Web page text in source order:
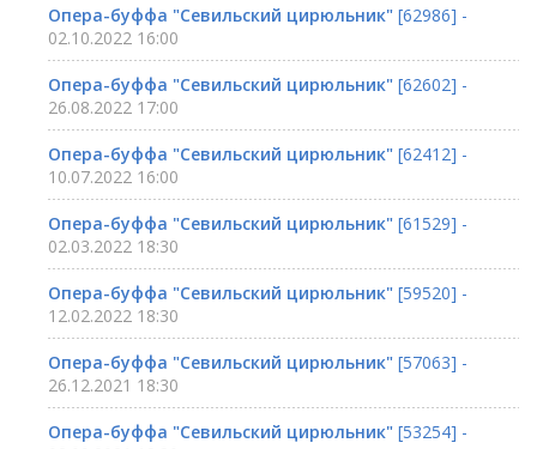
Опера-буффа "Севильский цирюльник" [62986] -
02.10.2022 16:00
Опера-буффа "Севильский цирюльник" [62602] -
26.08.2022 17:00
Опера-буффа "Севильский цирюльник" [62412] -
10.07.2022 16:00
Опера-буффа "Севильский цирюльник" [61529] -
02.03.2022 18:30
Опера-буффа "Севильский цирюльник" [59520] -
12.02.2022 18:30
Опера-буффа "Севильский цирюльник" [57063] -
26.12.2021 18:30
Опера-буффа "Севильский цирюльник" [53254] -